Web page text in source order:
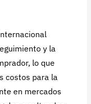
y la
lo que
costos para la
en mercados